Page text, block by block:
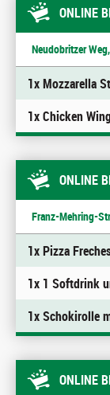
ONLINE
Neudobritzer
1x Mozzarella
1x Chicken
ONLINE
Franz-Mehring-
1x Pizza
1x 1 Softdrink
1x Schokirolle
ONLINE